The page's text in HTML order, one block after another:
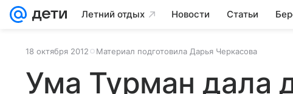
Летний отдых Новости Статьи
18 октября 2012 Материал подготовила Дарья Черкасова
Ума Турман дала